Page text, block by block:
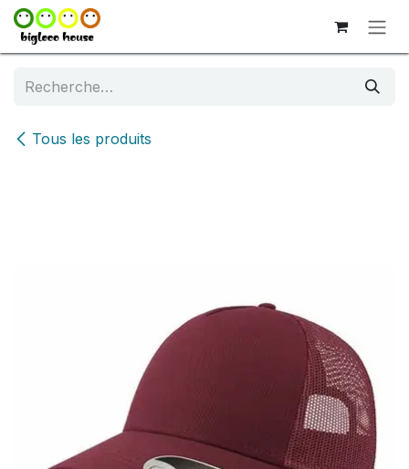
Se rendre au contenu
Tous les produits